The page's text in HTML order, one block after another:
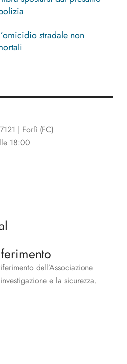
stradale non
| Forlì (FC)
18:00
dell’Associazione
e la sicurezza.